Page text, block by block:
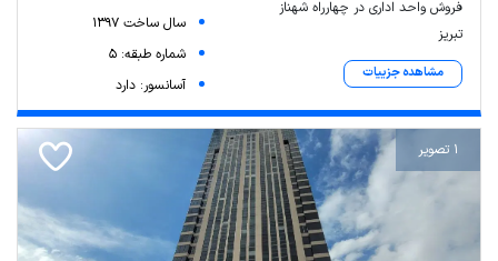
فروش واحد اداری در چهارراه شهناز
تبریز
مشاهده جزییات
سال ساخت 1397
شماره طبقه: 5
آسانسور: دارد
1 تصویر